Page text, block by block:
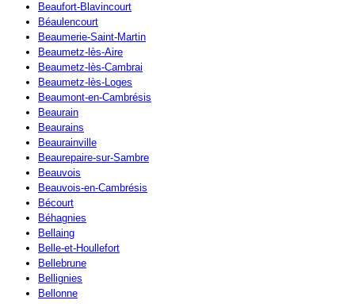
Beaufort-Blavincourt
Béaulencourt
Beaumerie-Saint-Martin
Beaumetz-lès-Aire
Beaumetz-lès-Cambrai
Beaumetz-lès-Loges
Beaumont-en-Cambrésis
Beaurain
Beaurains
Beaurainville
Beaurepaire-sur-Sambre
Beauvois
Beauvois-en-Cambrésis
Bécourt
Béhagnies
Bellaing
Belle-et-Houllefort
Bellebrune
Bellignies
Bellonne